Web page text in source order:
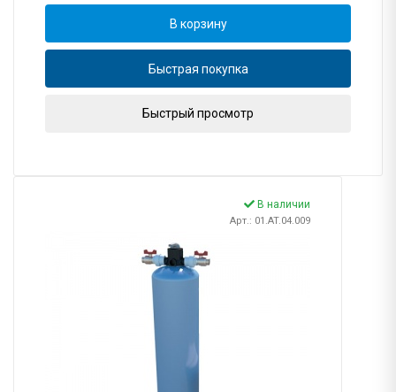
В корзину
Быстрая покупка
Быстрый просмотр
В наличии
Арт.: 01.AT.04.009